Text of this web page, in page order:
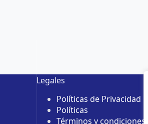
Legales
Políticas de Privacidad
Políticas
Términos y condiciones